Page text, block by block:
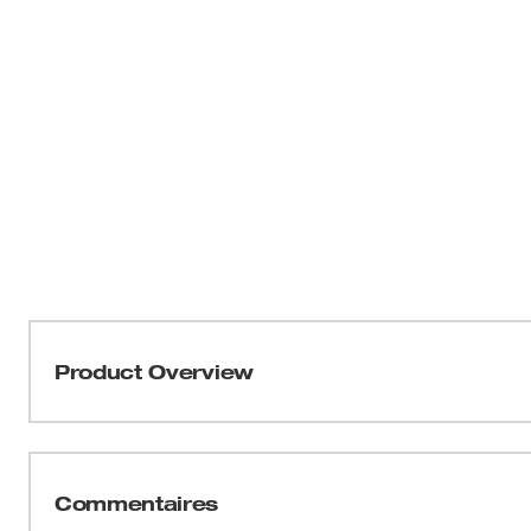
Product Overview
des coupes contrôlées et à faibles vibrations. Notre
Commentaires